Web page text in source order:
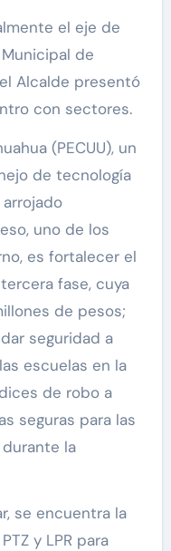
el eje de
de
Alcalde presentó
con sectores.
(PECUU), un
de tecnología
uno de los
es fortalecer el
fase, cuya
de pesos;
seguridad a
escuelas en la
de robo a
seguras para las
la
se encuentra la
y LPR para